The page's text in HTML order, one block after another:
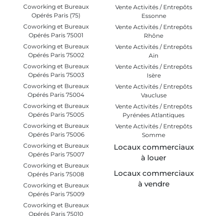
Coworking et Bureaux
Opérés Paris (75)
Coworking et Bureaux
Opérés Paris 75001
Coworking et Bureaux
Opérés Paris 75002
Coworking et Bureaux
Opérés Paris 75003
Coworking et Bureaux
Opérés Paris 75004
Coworking et Bureaux
Opérés Paris 75005
Coworking et Bureaux
Opérés Paris 75006
Coworking et Bureaux
Opérés Paris 75007
Coworking et Bureaux
Opérés Paris 75008
Coworking et Bureaux
Opérés Paris 75009
Coworking et Bureaux
Opérés Paris 75010
Vente Activités / Entrepôts
Essonne
Vente Activités / Entrepôts
Rhône
Vente Activités / Entrepôts
Ain
Vente Activités / Entrepôts
Isère
Vente Activités / Entrepôts
Vaucluse
Vente Activités / Entrepôts
Pyrénées Atlantiques
Vente Activités / Entrepôts
Somme
Locaux commerciaux
à louer
Locaux commerciaux
à vendre